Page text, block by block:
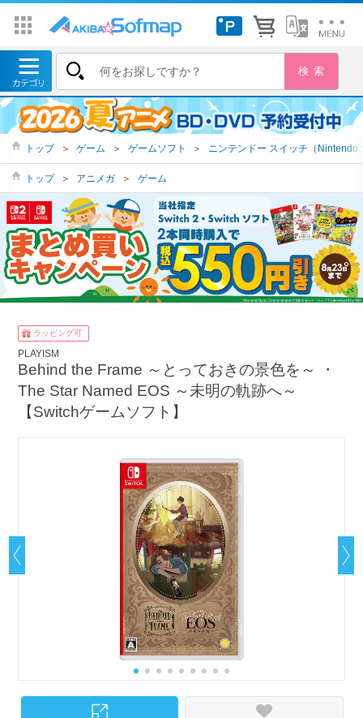
トップ ＞ ゲーム ＞ ゲームソフト ＞ ニンテンドー スイッチ（Nintendo
トップ ＞ アニメガ ＞ ゲーム
ラッピング可
PLAYISM
Behind the Frame ～とっておきの景色を～ ・
The Star Named EOS ～未明の軌跡へ～
【Switchゲームソフト】